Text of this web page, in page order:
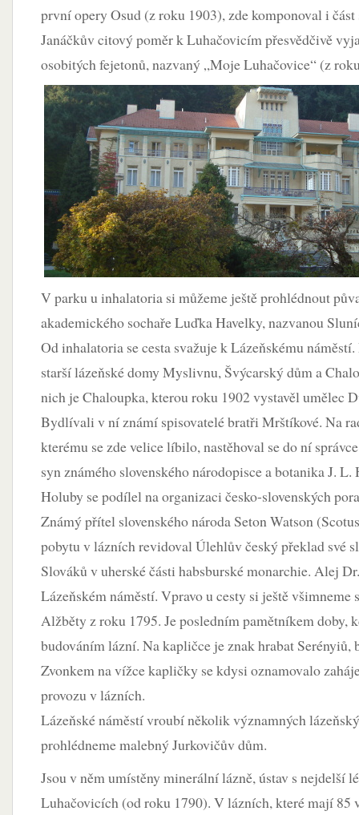
první opery Osud (z roku 1903), zde komponoval i část
Janáčkův citový poměr k Luhačovicím přesvědčivě
osobitých fejetonů, nazvaný „Moje Luhačovice“ (z
V parku u inhalatoria si můžeme ještě prohlédnout
akademického sochaře Luďka Havelky, nazvanou
Od inhalatoria se cesta svažuje k Lázeňskému
starší lázeňské domy Myslivnu, Švýcarský dům a
nich je Chaloupka, kterou roku 1902 vystavěl umělec
Bydlívali v ní známí spisovatelé bratři Mrštíkové. Na
kterému se zde velice líbilo, nastěhoval se do ní
syn známého slovenského národopisce a botanika J.
Holuby se podílel na organizaci česko-slovenských
Známý přítel slovenského národa Seton Watson
pobytu v lázních revidoval Úlehlův český překlad své
Slováků v uherské části habsburské monarchie. Alej
Lázeňském náměstí. Vpravo u cesty si ještě všimneme
Alžběty z roku 1795. Je posledním pamětníkem doby,
budováním lázní. Na kapličce je znak hrabat
Zvonkem na vížce kapličky se kdysi oznamovalo
provozu v lázních.
Lázeňské náměstí vroubí několik významných
prohlédneme malebný Jurkovičův dům.
Jsou v něm umístěny minerální lázně, ústav s nejdelší
Luhačovicích (od roku 1790). V lázních, které mají 85